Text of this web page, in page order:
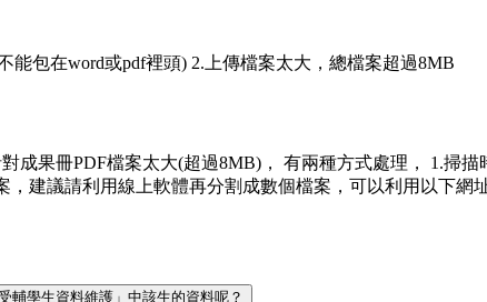
能包在word或pdf裡頭) 2.上傳檔案太大，總檔案超過8MB
成果冊PDF檔案太大(超過8MB)， 有兩種方式處理， 1.掃
建議請利用線上軟體再分割成數個檔案，可以利用以下網址
輔學生資料維護」中該生的資料呢？